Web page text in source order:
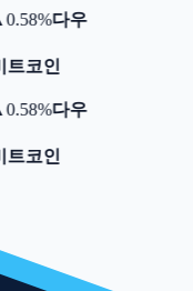
0.58%다우
트코인
0.58%다우
트코인